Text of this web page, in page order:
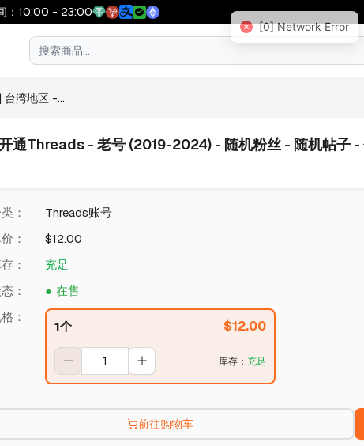
：10:00 - 23:00
台湾地区 -...
通Threads - 老号 (2019-2024) - 随机粉丝 - 随机帖
：
Threads账号
： $12.00
：
充足
：
在售
：
1个 $12.00
库存 ： 充足
前往购物车